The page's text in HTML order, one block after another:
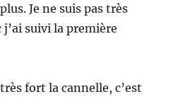
Je ne suis pas très
suivi la première
fort la cannelle, c’est